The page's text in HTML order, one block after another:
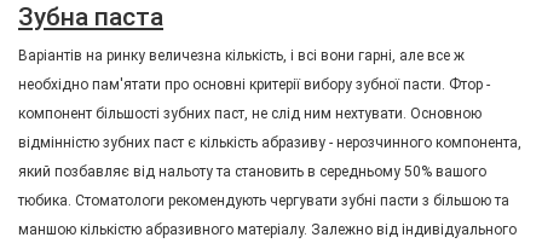
Зубна паста
Варіантів на ринку величезна кількість, і всі вони гарні, але все ж
необхідно пам'ятати про основні критерії вибору зубної пасти. Фтор -
компонент більшості зубних паст, не слід ним нехтувати. Основною
відмінністю зубних паст є кількість абразиву - нерозчинного компонента,
який позбавляє від нальоту та становить в середньому 50% вашого
тюбика. Стоматологи рекомендують чергувати зубні пасти з більшою та
маншою кількістю абразивного матеріалу. Залежно від індивідуального